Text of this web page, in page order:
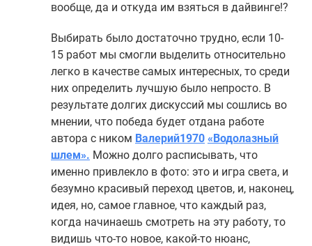
вообще, да и откуда им взяться в дайвинге!?
Выбирать было достаточно трудно, если 10-
15 работ мы смогли выделить относительно
легко в качестве самых интересных, то среди
них определить лучшую было непросто. В
результате долгих дискуссий мы сошлись во
мнении, что победа будет отдана работе
автора с ником Валерий1970 «Водолазный
шлем». Можно долго расписывать, что
именно привлекло в фото: это и игра света, и
безумно красивый переход цветов, и, наконец,
идея, но, самое главное, что каждый раз,
когда начинаешь смотреть на эту работу, то
видишь что-то новое, какой-то нюанс,